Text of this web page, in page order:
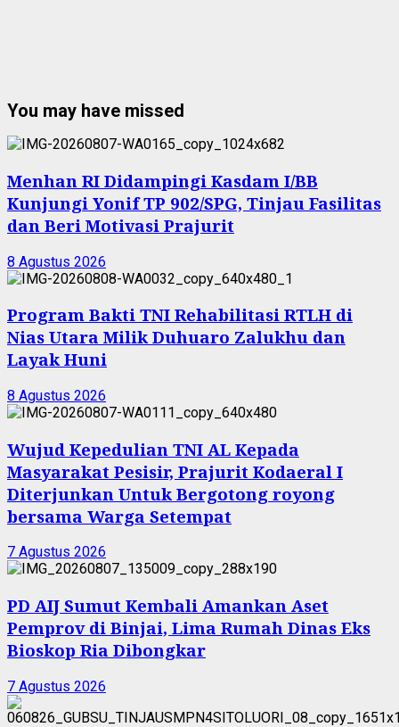
You may have missed
Menhan RI Didampingi Kasdam I/BB
Kunjungi Yonif TP 902/SPG, Tinjau Fasilitas
dan Beri Motivasi Prajurit
8 Agustus 2026
Program Bakti TNI Rehabilitasi RTLH di
Nias Utara Milik Duhuaro Zalukhu dan
Layak Huni
8 Agustus 2026
Wujud Kepedulian TNI AL Kepada
Masyarakat Pesisir, Prajurit Kodaeral I
Diterjunkan Untuk Bergotong royong
bersama Warga Setempat
7 Agustus 2026
PD AIJ Sumut Kembali Amankan Aset
Pemprov di Binjai, Lima Rumah Dinas Eks
Bioskop Ria Dibongkar
7 Agustus 2026